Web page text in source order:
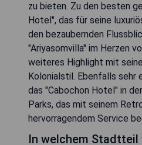
zu bieten. Zu den besten
Hotel", das für seine
den bezaubernden
"Ariyasomvilla" im Herzen
weiteres Highlight mit
Kolonialstil. Ebenfalls
das "Cabochon Hotel" in
Parks, das mit seinem
hervorragendem Service
In welchem Stadtteil